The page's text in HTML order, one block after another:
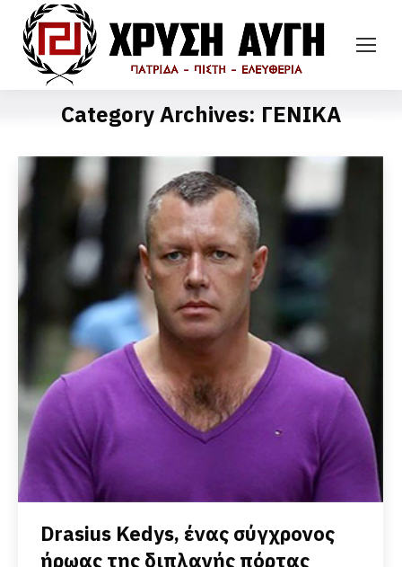
Category Archives: ΓΕΝΙΚΑ
Drasius Kedys, ένας σύγχρονος
ήρωας της διπλανής πόρτας